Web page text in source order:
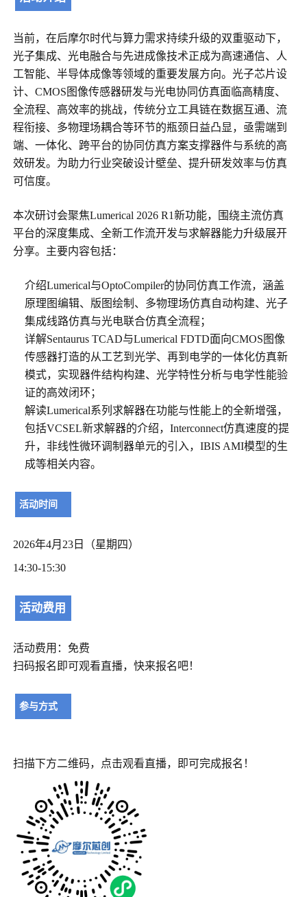
当前，在后摩尔时代与算力需求持续升级的双重驱动下，
光子集成、光电融合与先进成像技术正成为高速通信、人
工智能、半导体成像等领域的重要发展方向。光子芯片设
计、CMOS图像传感器研发与光电协同仿真面临高精度、
全流程、高效率的挑战，传统分立工具链在数据互通、流
程衔接、多物理场耦合等环节的瓶颈日益凸显，亟需端到
端、一体化、跨平台的协同仿真方案支撑器件与系统的高
效研发。为助力行业突破设计壁垒、提升研发效率与仿真
可信度。
本次研讨会聚焦Lumerical 2026 R1新功能，围绕主流仿真
平台的深度集成、全新工作流开发与求解器能力升级展开
分享。主要内容包括：
介绍Lumerical与OptoCompiler的协同仿真工作流，涵盖
原理图编辑、版图绘制、多物理场仿真自动构建、光子
集成线路仿真与光电联合仿真全流程；
详解Sentaurus TCAD与Lumerical FDTD面向CMOS图像
传感器打造的从工艺到光学、再到电学的一体化仿真新
模式，实现器件结构构建、光学特性分析与电学性能验
证的高效闭环；
解读Lumerical系列求解器在功能与性能上的全新增强，
包括VCSEL新求解器的介绍，Interconnect仿真速度的提
升，非线性微环调制器单元的引入，IBIS AMI模型的生
成等相关内容。
活动时间
2026年4月23日（星期四）
14:30-15:30
活动费用
活动费用：免费
扫码报名即可观看直播，快来报名吧！
参与方式
扫描下方二维码，点击观看直播，即可完成报名！